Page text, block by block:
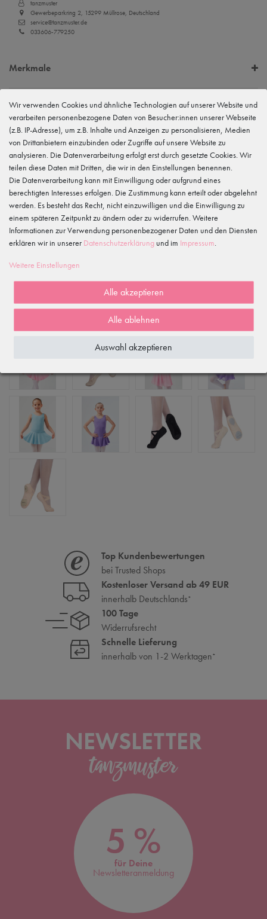
tanzmuster
Gewerbeparkring 2, 15299 Müllrose, Deutschland
service@tanzmuster.de
033606-779250
Merkmale
Kundenrezensionen()
5
4
3
2
1
Rezensionen werden geladen...
WIRD OFT GEKAUFT MIT...
ÄHNLICHE ODER DAZU PASSENDE ARTIKEL
ZULETZT ANGESEHEN
Top Kundenbewertungen
bei Trusted Shops
Kostenloser Versand ab 49 EUR
innerhalb Deutschlands*
100 Tage
Widerrufsrecht
Schnelle Lieferung
innerhalb von 1-2 Werktagen*
NEWSLETTER
5 %
für Deine
Newsletteranmeldung
Wir verwenden Cookies und ähnliche Technologien auf unserer Website und
verarbeiten personenbezogene Daten von Besucher:innen unserer Webseite
(z.B. IP-Adresse), um z.B. Inhalte und Anzeigen zu personalisieren, Medien
von Drittanbietern einzubinden oder Zugriffe auf unsere Website zu
analysieren. Die Datenverarbeitung erfolgt erst durch gesetzte Cookies. Wir
teilen diese Daten mit Dritten, die wir in den Einstellungen benennen.
Die Datenverarbeitung kann mit Einwilligung oder aufgrund eines
berechtigten Interesses erfolgen. Die Zustimmung kann erteilt oder abgelehnt
werden. Es besteht das Recht, nicht einzuwilligen und die Einwilligung zu
einem späteren Zeitpunkt zu ändern oder zu widerrufen. Weitere
Informationen zur Verwendung personenbezogener Daten und den Diensten
erklären wir in unserer Daten­schutz­erklärung und im Impressum.
Weitere Einstellungen
Alle akzeptieren
Alle ablehnen
Auswahl akzeptieren